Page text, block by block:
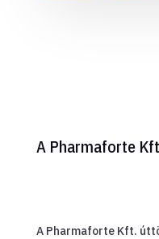
A Pharmaforte
A Pharmaforte Kft.